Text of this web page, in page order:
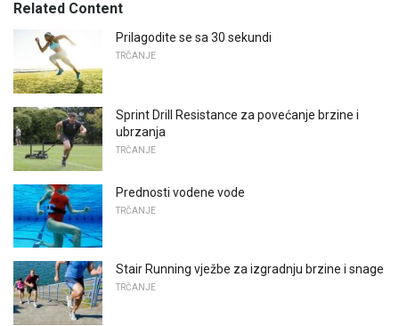
Related Content
Prilagodite se sa 30 sekundi
TRČANJE
Sprint Drill Resistance za povećanje brzine i
ubrzanja
TRČANJE
Prednosti vodene vode
TRČANJE
Stair Running vježbe za izgradnju brzine i snage
TRČANJE